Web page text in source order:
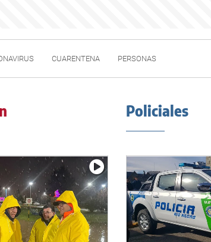
CUARENTENA PERSONAS
Policiales